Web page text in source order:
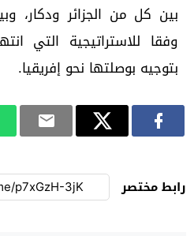
بين كل من الجزائر ودكار،
وفقا للاستراتيجية التي
بتوجيه بوصلتها نحو إفريقيا.
رابط مختصر